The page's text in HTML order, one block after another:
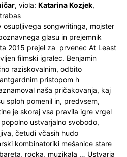
, viola: Katarina Kozjek,
osupljivega songwritinga, mojster
glasu in prejemnik
2015 prejel za prvenec At Least
filmski igralec. Benjamin
raziskovalnim, odbito
pristopom h
naša pričakovanja, kaj
sploh pomenil in, predvsem,
je skoraj vsa pravila igre vrgel
ustvarjalno svobodo,
četudi včasih hudo
kombinatoriki mešanice stare
rocka, muzikala … Ustvarja